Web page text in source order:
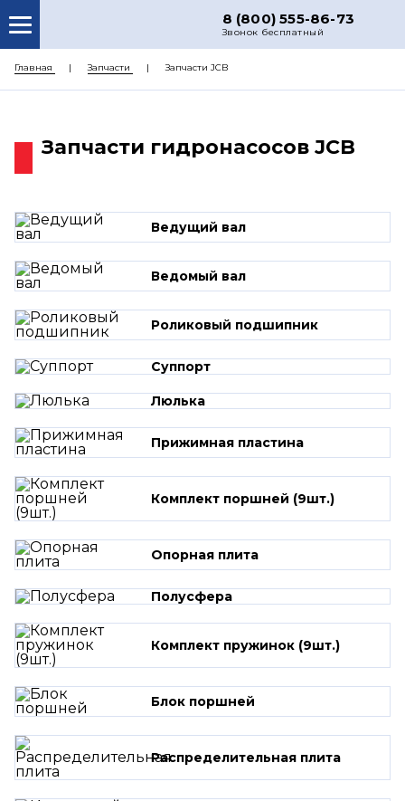
8 (800) 555-86-73
Звонок бесплатный
О НАС
КОНТАКТЫ
Главная Запчасти Запчасти JCB
Запчасти гидронасосов JCB
Ведущий вал
Ведомый вал
Роликовый подшипник
Суппорт
Люлька
Прижимная пластина
Комплект поршней (9шт.)
Опорная плита
Полусфера
Комплект пружинок (9шт.)
Блок поршней
Распределительная плита